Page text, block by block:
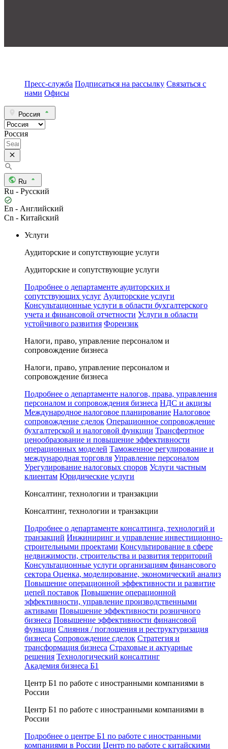
Пресс-служба Подписаться на рассылку Связаться с
нами Офисы
Россия
Россия
Ru
Ru - Русский
En - Английский
Cn - Китайский
Услуги
Аудиторские и сопутствующие услуги
Аудиторские и сопутствующие услуги
Подробнее о департаменте аудиторских и
сопутствующих услуг Аудиторские услуги
Консультационные услуги в области бухгалтерского
учета и финансовой отчетности Услуги в области
устойчивого развития Форензик
Налоги, право, управление персоналом и
сопровождение бизнеса
Налоги, право, управление персоналом и
сопровождение бизнеса
Подробнее о департаменте налогов, права, управления
персоналом и сопровождения бизнеса НДС и акцизы
Международное налоговое планирование Налоговое
сопровождение сделок Операционное сопровождение
бухгалтерской и налоговой функции Трансфертное
ценообразование и повышение эффективности
операционных моделей Таможенное регулирование и
международная торговля Управление персоналом
Урегулирование налоговых споров Услуги частным
клиентам Юридические услуги
Консалтинг, технологии и транзакции
Консалтинг, технологии и транзакции
Подробнее о департаменте консалтинга, технологий и
транзакций Инжиниринг и управление инвестиционно-
строительными проектами Консультирование в сфере
недвижимости, строительства и развития территорий
Консультационные услуги организациям финансового
сектора Оценка, моделирование, экономический анализ
Повышение операционной эффективности и развитие
цепей поставок Повышение операционной
эффективности, управление производственными
активами Повышение эффективности розничного
бизнеса Повышение эффективности финансовой
функции Слияния / поглощения и реструктуризация
бизнеса Сопровождение сделок Стратегия и
трансформация бизнеса Страховые и актуарные
решения Технологический консалтинг
Академия бизнеса Б1
Центр Б1 по работе с иностранными компаниями в
России
Центр Б1 по работе с иностранными компаниями в
России
Подробнее о центре Б1 по работе с иностранными
компаниями в России Центр по работе с китайскими